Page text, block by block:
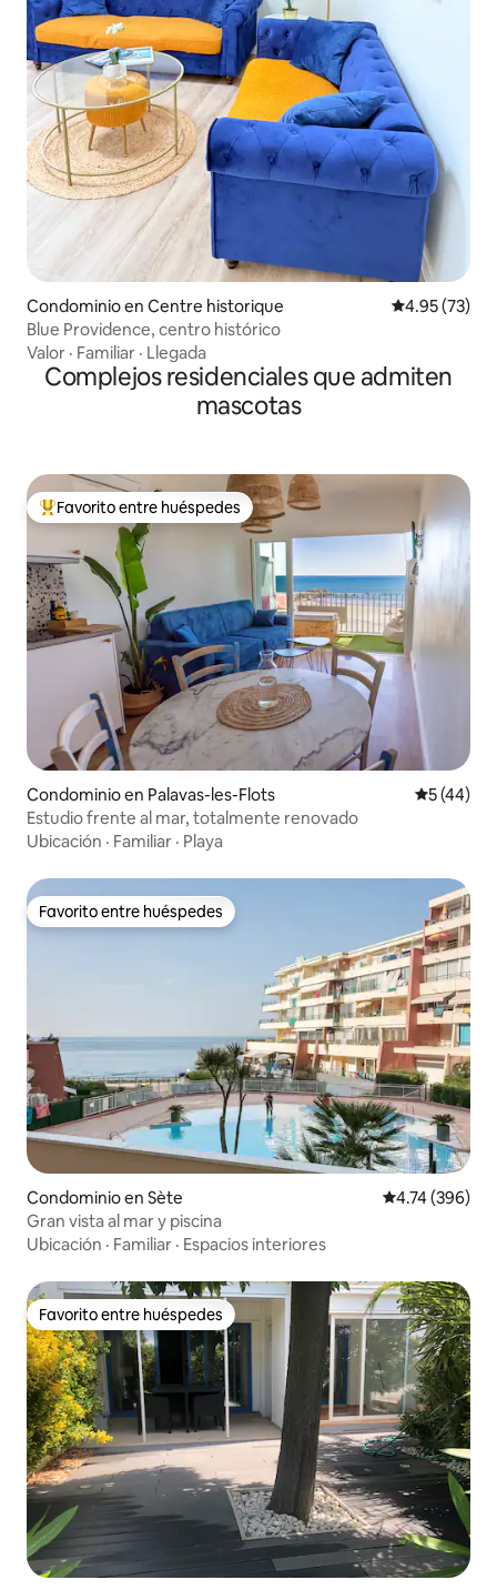
Condominio en Centre historique Calificación
4.95 (73)
Blue Providence, centro histórico
Valor · Familiar · Llegada
Complejos residenciales que admiten
mascotas
De los mejores en Favorito entre huéspedes
Favorito entre huéspedes
Condominio en Palavas-les-Flots
5 (44)
Estudio frente al mar, totalmente renovado
Ubicación · Familiar · Playa
Favorito entre huéspedes
Favorito entre huéspedes
Condominio en Sète Calificación
4.74 (396)
Gran vista al mar y piscina
Ubicación · Familiar · Espacios interiores
Favorito entre huéspedes
Favorito entre huéspedes